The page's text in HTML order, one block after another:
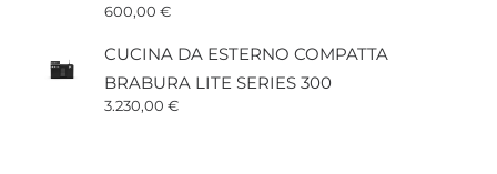
600,00 €
CUCINA DA ESTERNO COMPATTA
BRABURA LITE SERIES 300
3.230,00 €